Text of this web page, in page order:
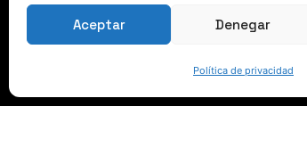
Aceptar Denegar
Política de privacidad
(+34) 946 215 470